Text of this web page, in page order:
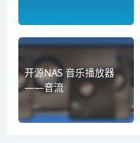
开源NAS 音乐播放器
——音流